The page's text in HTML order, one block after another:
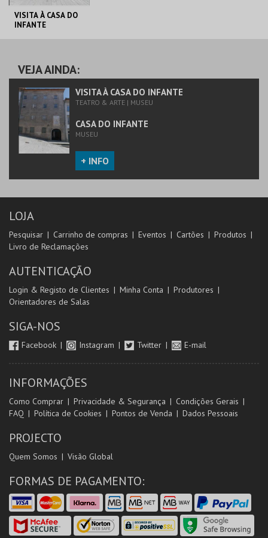
VISITA À CASA DO
INFANTE
MAIS INFO
COMPRAR
VEJA AINDA:
VISITA À CASA DO INFANTE
TEATRO & ARTE | MUSEU
CASA DO INFANTE
MUSEU
+ INFO
LOJA
Pesquisar Carrinho de compras Eventos Cartões
Produtos
Livro de Reclamações
AUTENTICAÇÃO
Login & Registo de Clientes Minha Conta
Produtores
Orientadores de Salas
SIGA-NOS
Facebook Instagram Twitter E-mail
INFORMAÇÕES
Como Comprar Privacidade & Segurança
Condições Gerais
FAQ
Política de Cookies Pontos de Venda Dados Pessoais
PROJECTO
Quem Somos Visão Global
FORMAS DE PAGAMENTO: